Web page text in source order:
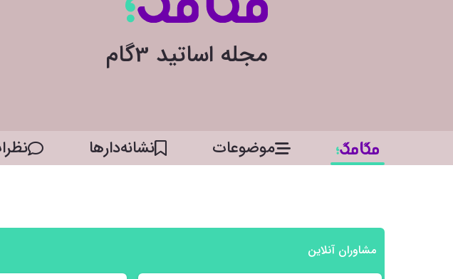
مجله اساتید 3گام
موضوعات نشانه‌دار‌ها
مشاوران آنلاین